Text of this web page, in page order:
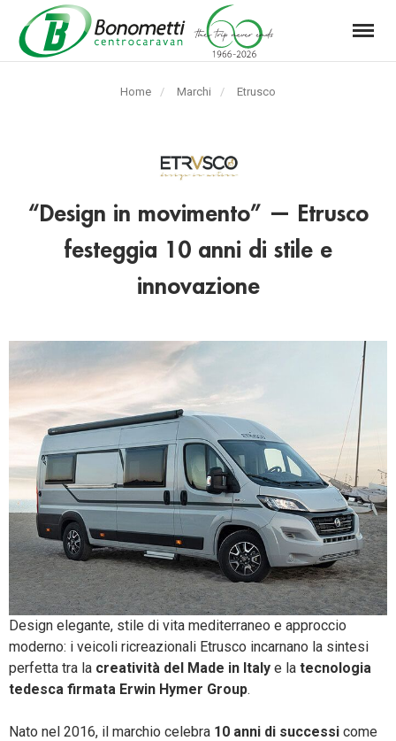
Automarket
Menu
Home Marchi Etrusco
“Design in movimento” — Etrusco
festeggia 10 anni di stile e
innovazione
Design elegante, stile di vita mediterraneo e approccio
moderno: i veicoli ricreazionali Etrusco incarnano la sintesi
perfetta tra la creatività del Made in Italy e la tecnologia
tedesca firmata Erwin Hymer Group.
Nato nel 2016, il marchio celebra 10 anni di successi come